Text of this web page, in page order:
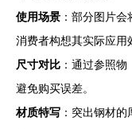
使用场景 ：部分图片
消费者构想其实际应用
尺寸对比 ：通过参照
避免购买误差。
材质特写 ：突出钢材